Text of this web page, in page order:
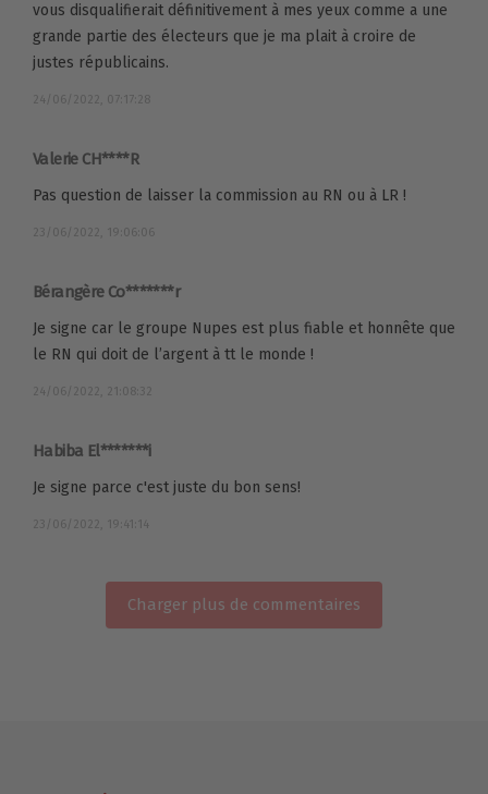
vous disqualifierait définitivement à mes yeux comme a une
grande partie des électeurs que je ma plait à croire de
justes républicains.
24/06/2022, 07:17:28
Valerie CH****R
Pas question de laisser la commission au RN ou à LR !
23/06/2022, 19:06:06
Bérangère Co*******r
Je signe car le groupe Nupes est plus fiable et honnête que
le RN qui doit de l’argent à tt le monde !
24/06/2022, 21:08:32
Habiba El*******i
Je signe parce c'est juste du bon sens!
23/06/2022, 19:41:14
Charger plus de commentaires